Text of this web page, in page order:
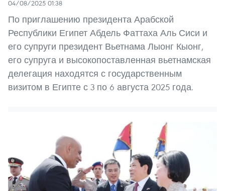
04/08/2025 01:38
По приглашению президента Арабской
Республики Египет Абдель Фаттаха Аль Сиси и
его супруги президент Вьетнама Лыонг Кыонг,
его супруга и высокопоставленная вьетнамская
делегация находятся с государственным
визитом в Египте с 3 по 6 августа 2025 года.